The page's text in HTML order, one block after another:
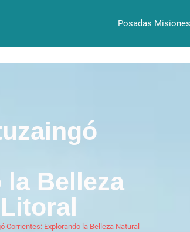
Posadas Misiones
la Belleza
Corrientes: Explorando la Belleza Natural